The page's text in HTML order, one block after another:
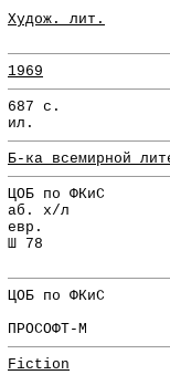
Худож. лит.
1969
687 с.
ил.
Б-ка всемирной
ЦОБ по ФКиС
аб. х/л
евр.
Ш 78
ЦОБ по ФКиС
ПРОСОФТ-М
Fiction